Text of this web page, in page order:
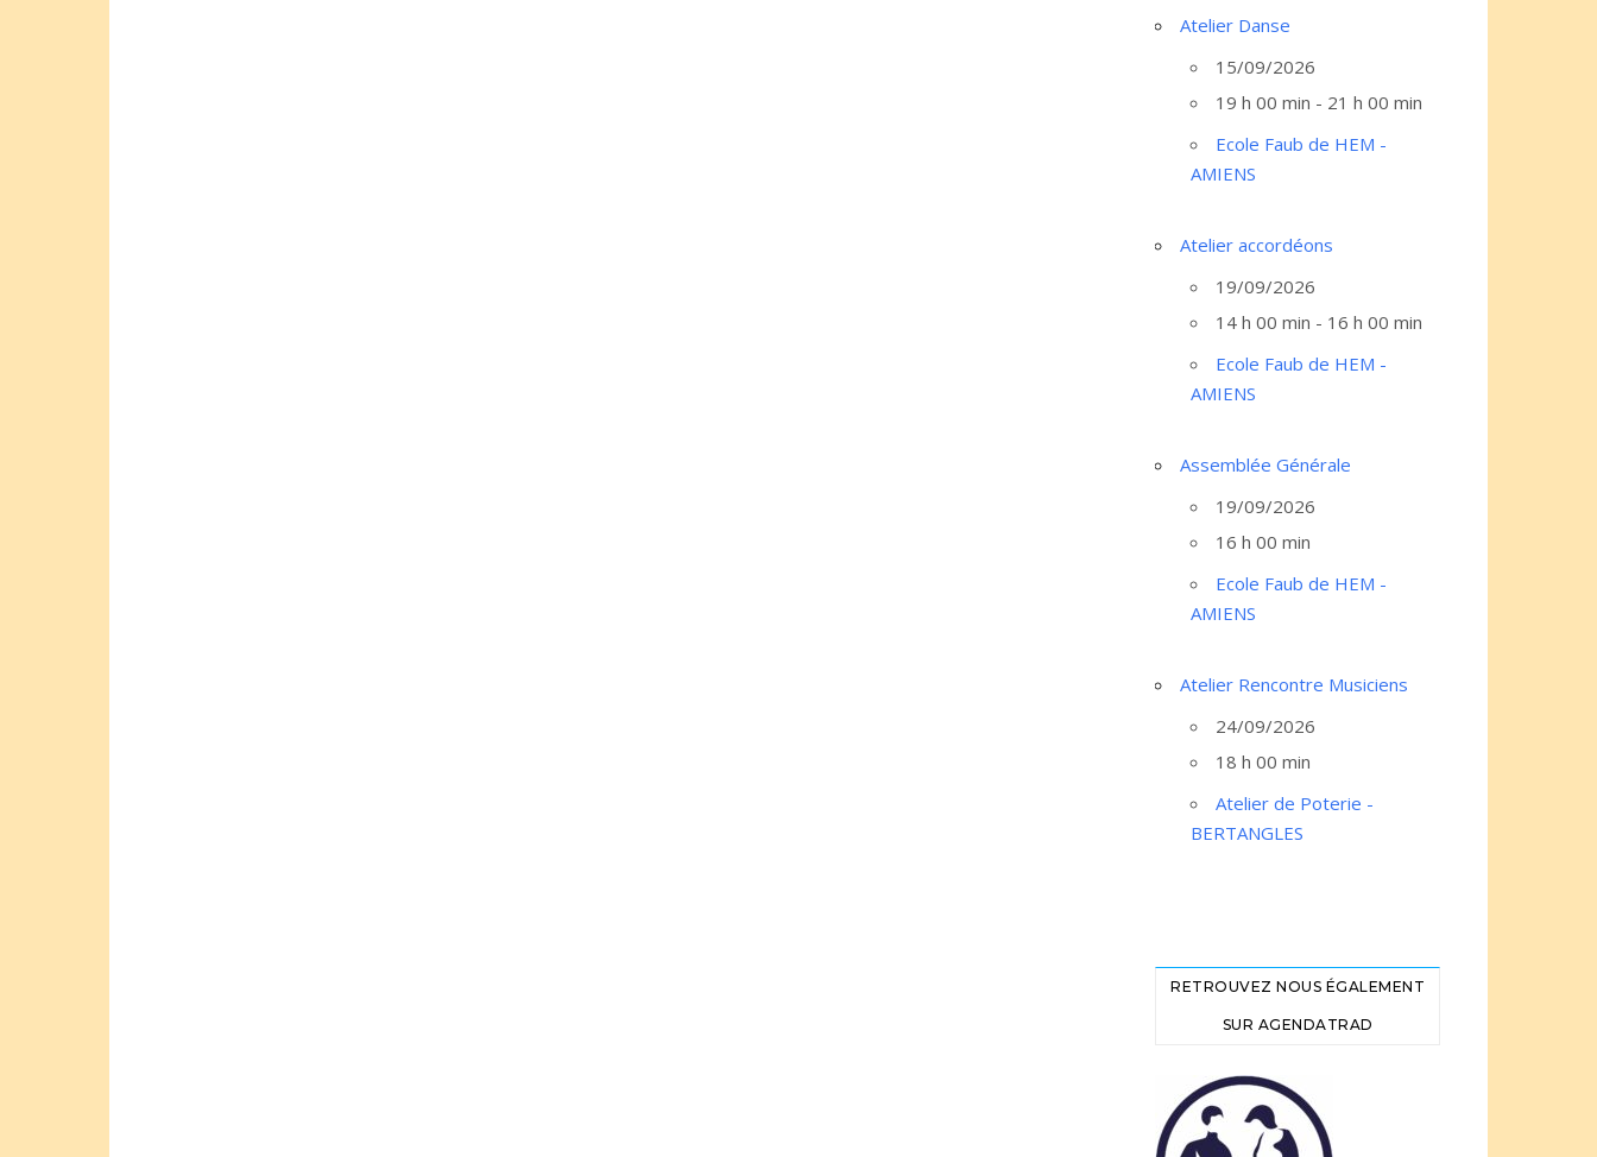
Atelier Danse
15/09/2026
19 h 00 min - 21 h 00 min
Ecole Faub de HEM -
AMIENS
Atelier accordéons
19/09/2026
14 h 00 min - 16 h 00 min
Ecole Faub de HEM -
AMIENS
Assemblée Générale
19/09/2026
16 h 00 min
Ecole Faub de HEM -
AMIENS
Atelier Rencontre Musiciens
24/09/2026
18 h 00 min
Atelier de Poterie -
BERTANGLES
RETROUVEZ NOUS ÉGALEMENT
SUR AGENDATRAD